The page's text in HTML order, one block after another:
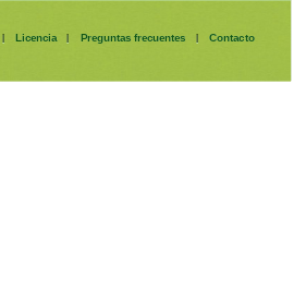
| Licencia | Preguntas frecuentes | Contacto